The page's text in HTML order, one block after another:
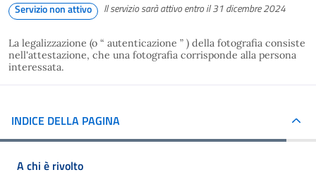
Servizio non attivo Il servizio sarà attivo entro il 31 dicembre 2024
La legalizzazione (o “ autenticazione ” ) della fotografia consiste
nell'attestazione, che una fotografia corrisponde alla persona
interessata.
INDICE DELLA PAGINA
A chi è rivolto